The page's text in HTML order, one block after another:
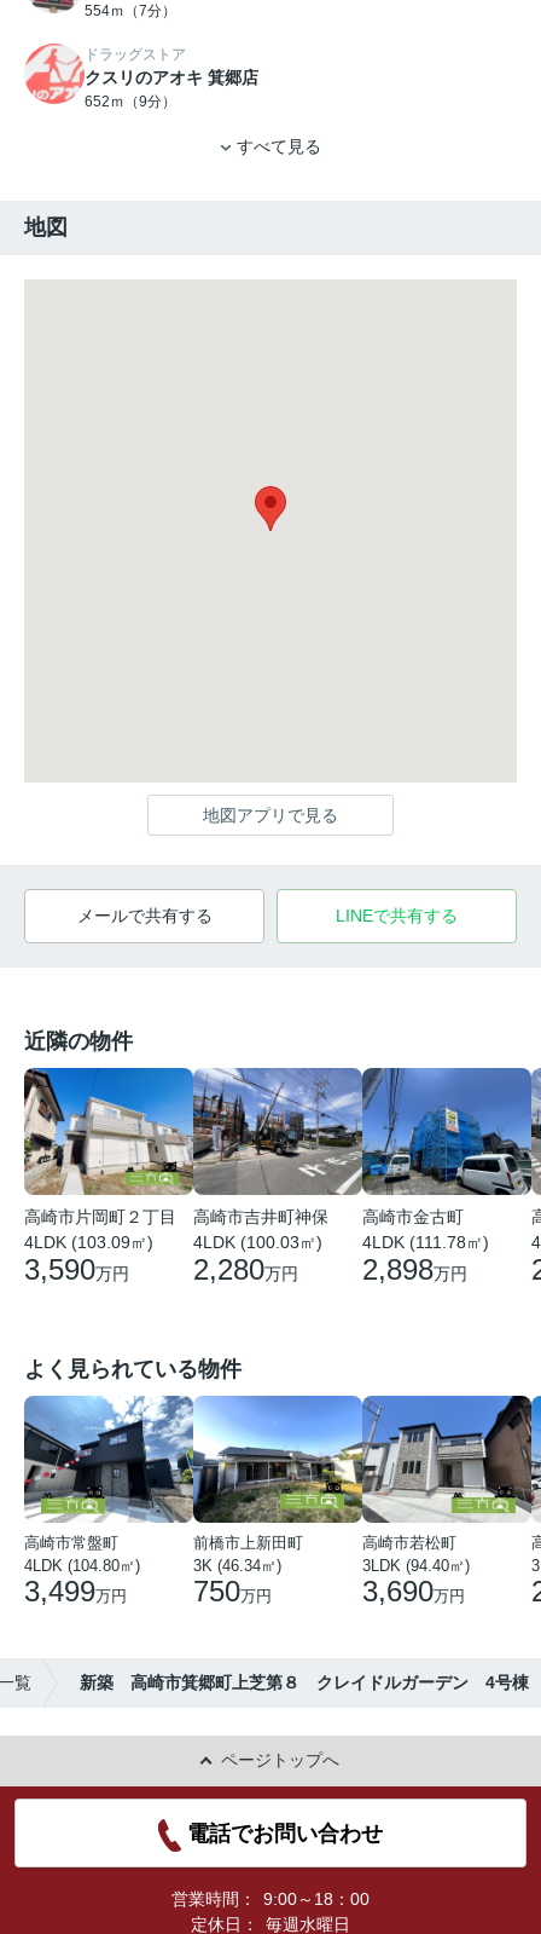
554ｍ（7分）
ドラッグストア
クスリのアオキ 箕郷店
652ｍ（9分）
すべて見る
地図
地図アプリで見る
メールで共有する LINEで共有する
近隣の物件
高崎市片岡町２丁目
4LDK (103.09㎡)
3,590万円
高崎市吉井町神保
4LDK (100.03㎡)
2,280万円
高崎市金古町
4LDK (111.78㎡)
2,898万円
よく見られている物件
高崎市常盤町
4LDK (104.80㎡)
3,499万円
前橋市上新田町
3K (46.34㎡)
750万円
高崎市若松町
3LDK (94.40㎡)
3,690万円
覧 新築 高崎市箕郷町上芝第８ クレイドルガーデン 4号棟
ページトップへ
電話でお問い合わせ
営業時間：
9:00～18：00
定休日：
毎週水曜日